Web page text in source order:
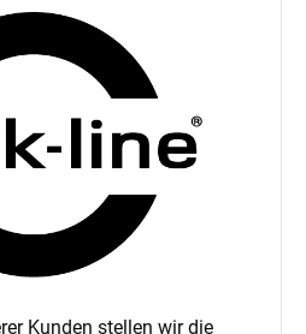
Kunden stellen wir die